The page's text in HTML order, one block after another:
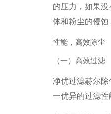
的压力，如果
体和粉尘的侵
性能，高效除尘
（一）高效过滤
净优过滤赫尔
一优异的过滤